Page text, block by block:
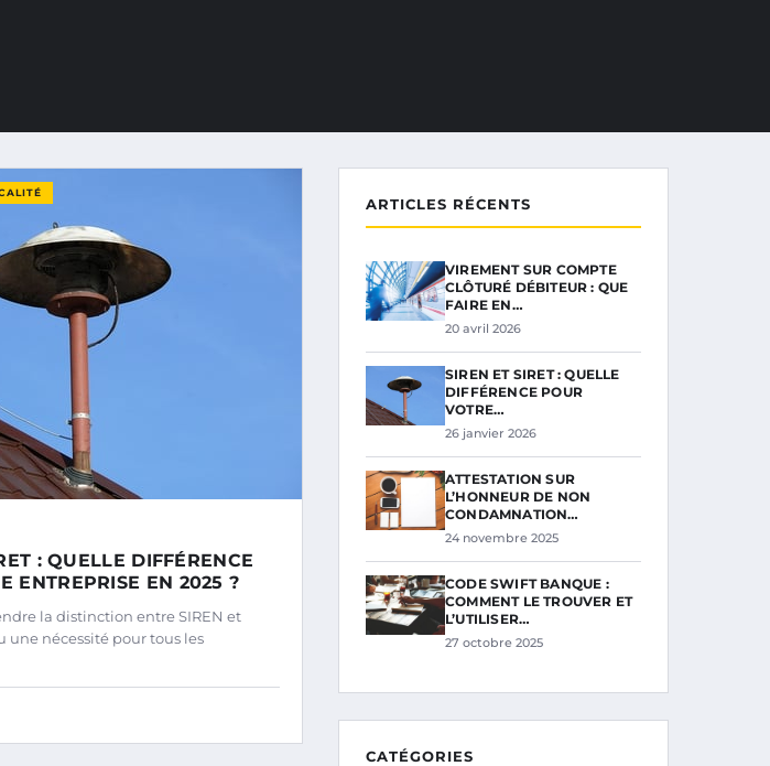
: QUELLE DIFFÉRENCE
ENTREPRISE EN 2025 ?
la distinction entre SIREN et
une nécessité pour tous les
ARTICLES RÉCENTS
VIREMENT SUR COMPTE
CLÔTURÉ DÉBITEUR : QUE
FAIRE EN…
20 avril 2026
SIREN ET SIRET : QUELLE
DIFFÉRENCE POUR
VOTRE…
26 janvier 2026
ATTESTATION SUR
L’HONNEUR DE NON
CONDAMNATION…
24 novembre 2025
CODE SWIFT BANQUE :
COMMENT LE TROUVER ET
L’UTILISER…
27 octobre 2025
CATÉGORIES